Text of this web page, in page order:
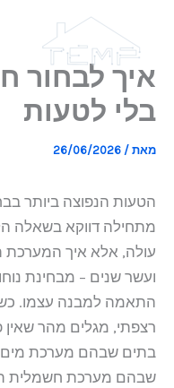
איך לבחור
בלי לטעות
מאת /
26/06/2026
הטעות הנפוצה ביותר
מתחילה דווקא בשאלה
עולה, אלא איך
ועשר שנים – מבחינת
התאמה למבנה עצמו.
רצפתי, מגלים מהר
בתים שבהם מערכת מים
שבהם מערכת חשמלית